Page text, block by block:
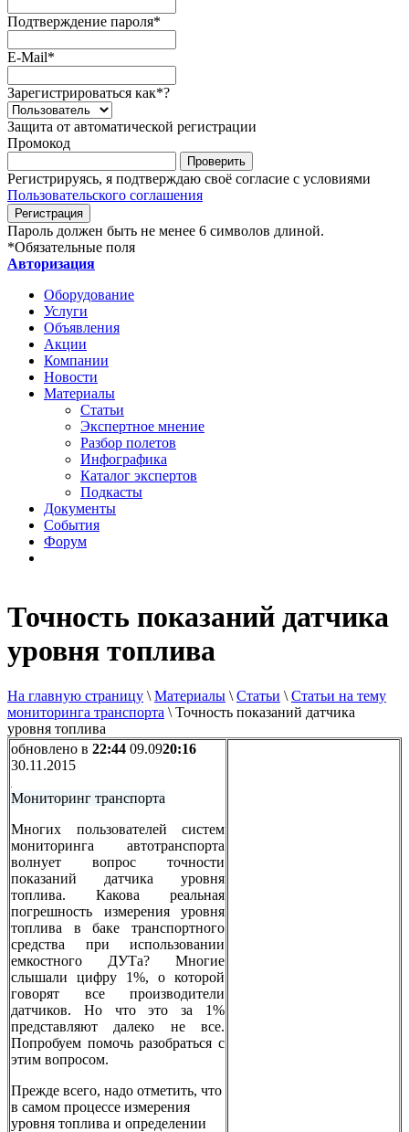
Точность показаний датчика
уровня топлива
На главную страницу \ Материалы \ Статьи \ Статьи на тему
мониторинга транспорта \ Точность показаний датчика
уровня топлива
обновлено в 22:44 09.0920:16
30.11.2015
Мониторинг транспорта
Многих пользователей систем
мониторинга автотранспорта
волнует вопрос точности
показаний датчика уровня
топлива. Какова реальная
погрешность измерения уровня
топлива в баке транспортного
средства при использовании
емкостного ДУТа? Многие
слышали цифру 1%, о которой
говорят все производители
датчиков. Но что это за 1%
представляют далеко не все.
Попробуем помочь разобраться с
этим вопросом.
Прежде всего, надо отметить, что
в самом процессе измерения
уровня топлива и определении
Подтверждение пароля*
E-Mail*
Зарегистрироваться как*?
Защита от автоматической регистрации
Промокод
Регистрируясь, я подтверждаю своё согласие с условиями
Пользовательского соглашения
Пароль должен быть не менее 6 символов длиной.
*Обязательные поля
Авторизация
Оборудование
Услуги
Объявления
Акции
Компании
Новости
Материалы
Статьи
Экспертное мнение
Разбор полетов
Инфографика
Каталог экспертов
Подкасты
Документы
События
Форум